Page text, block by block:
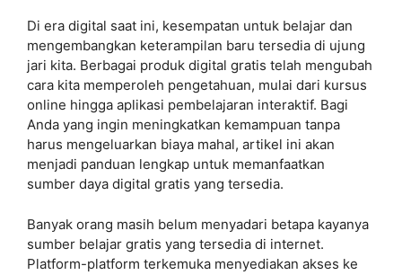
Di era digital saat ini, kesempatan untuk belajar dan
mengembangkan keterampilan baru tersedia di ujung
jari kita. Berbagai produk digital gratis telah mengubah
cara kita memperoleh pengetahuan, mulai dari kursus
online hingga aplikasi pembelajaran interaktif. Bagi
Anda yang ingin meningkatkan kemampuan tanpa
harus mengeluarkan biaya mahal, artikel ini akan
menjadi panduan lengkap untuk memanfaatkan
sumber daya digital gratis yang tersedia.
Banyak orang masih belum menyadari betapa kayanya
sumber belajar gratis yang tersedia di internet.
Platform-platform terkemuka menyediakan akses ke